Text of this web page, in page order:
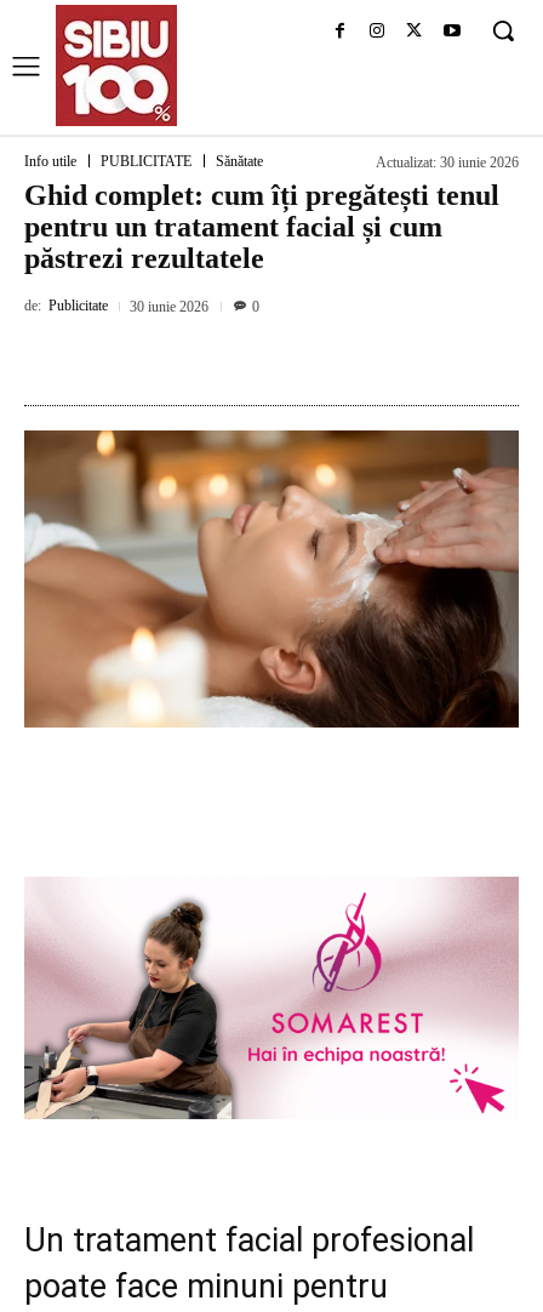
Info utile PUBLICITATE Sănătate Actualizat: 30 iunie 2026
Ghid complet: cum îți pregătești tenul
pentru un tratament facial și cum
păstrezi rezultatele
de: Publicitate 30 iunie 2026 0
Un tratament facial profesional
poate face minuni pentru